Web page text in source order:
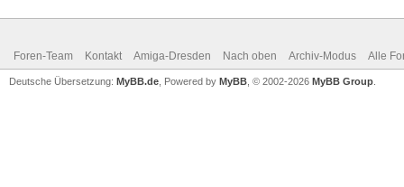
Foren-Team Kontakt Amiga-Dresden Nach oben Archiv-Modus Alle
Deutsche Übersetzung: MyBB.de , Powered by MyBB , © 2002-2026 MyBB Group